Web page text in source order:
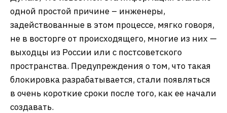
одной простой причине – инженеры,
задействованные в этом процессе, мягко говоря,
не в восторге от происходящего, многие из них —
выходцы из России или с постсоветского
пространства. Предупреждения о том, что такая
блокировка разрабатывается, стали появляться
в очень короткие сроки после того, как ее начали
создавать.